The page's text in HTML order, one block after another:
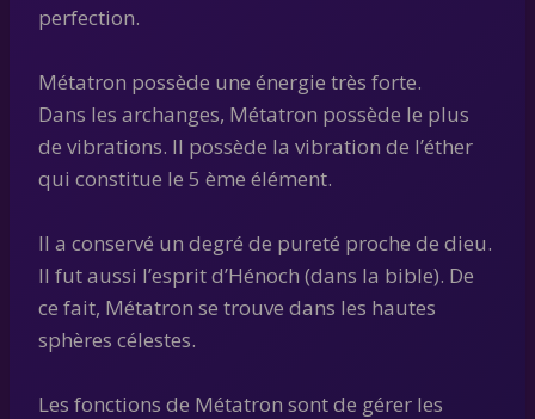
perfection.
Métatron possède une énergie très forte.
Dans les archanges, Métatron possède le plus
de vibrations. Il possède la vibration de l’éther
qui constitue le 5 ème élément.
Il a conservé un degré de pureté proche de dieu.
Il fut aussi l’esprit d’Hénoch (dans la bible). De
ce fait, Métatron se trouve dans les hautes
sphères célestes.
Les fonctions de Métatron sont de gérer les